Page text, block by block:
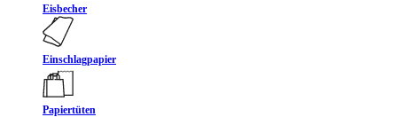
Eisbecher
Einschlagpapier
Papiertüten